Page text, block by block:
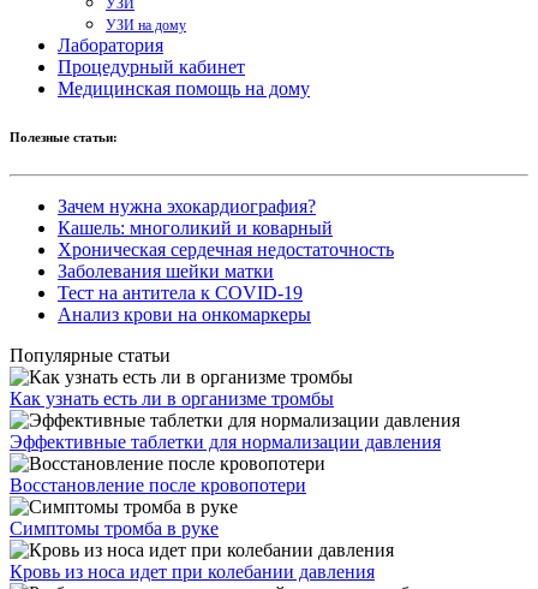
УЗИ
УЗИ на дому
Лаборатория
Процедурный кабинет
Медицинская помощь на дому
Полезные статьи:
Зачем нужна эхокардиография?
Кашель: многоликий и коварный
Хроническая сердечная недостаточность
Заболевания шейки матки
Тест на антитела к COVID-19
Анализ крови на онкомаркеры
Популярные статьи
Как узнать есть ли в организме тромбы
Эффективные таблетки для нормализации давления
Восстановление после кровопотери
Симптомы тромба в руке
Кровь из носа идет при колебании давления